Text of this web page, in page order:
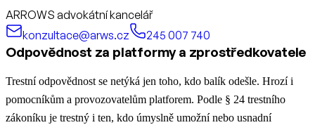
ARROWS advokátní kancelář
konzultace@arws.cz
245 007 740
Odpovědnost za platformy a zprostředkovatele
Trestní odpovědnost se netýká jen toho, kdo balík odešle. Hrozí i
pomocníkům a provozovatelům platforem. Podle § 24 trestního
zákoníku je trestný i ten, kdo úmyslně umožní nebo usnadní